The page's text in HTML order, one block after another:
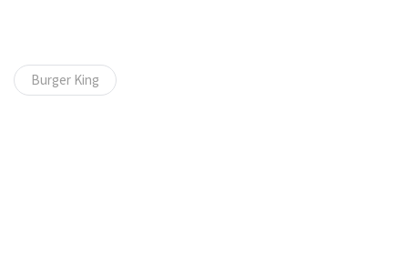
Burger King